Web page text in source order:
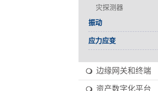
灾探测器
振动
应力应变
边缘网关和终端
资产数字化平台